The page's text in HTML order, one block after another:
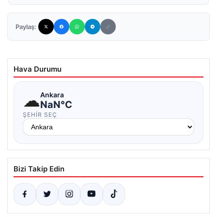
Paylaş:
Hava Durumu
☁Ankara
NaN°C
ŞEHIR SEÇ
Bizi Takip Edin